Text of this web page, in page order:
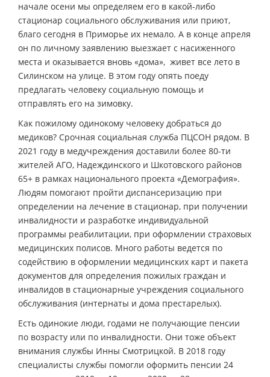
начале осени мы определяем его в какой-либо
стационар социального обслуживания или приют,
благо сегодня в Приморье их немало. А в конце апреля
он по личному заявлению выезжает с насиженного
места и оказывается вновь «дома», живет все лето в
Силинском на улице. В этом году опять поеду
предлагать человеку социальную помощь и
отправлять его на зимовку.
Как пожилому одинокому человеку добраться до
медиков? Срочная социальная служба ПЦСОН рядом. В
2021 году в медучреждения доставили более 80-ти
жителей АГО, Надеждинского и Шкотовского районов
65+ в рамках национального проекта «Демография».
Людям помогают пройти диспансеризацию при
определении на лечение в стационар, при получении
инвалидности и разработке индивидуальной
программы реабилитации, при оформлении страховых
медицинских полисов. Много работы ведется по
содействию в оформлении медицинских карт и пакета
документов для определения пожилых граждан и
инвалидов в стационарные учреждения социального
обслуживания (интернаты и дома престарелых).
Есть одинокие люди, годами не получающие пенсии
по возрасту или по инвалидности. Они тоже объект
внимания службы Инны Смотрицкой. В 2018 году
специалисты службы помогли оформить пенсии 24